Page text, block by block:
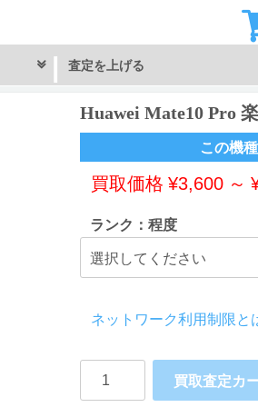
査定を上げる
Huawei Mate10 Pro
この機
買取価格 ¥3,600～
ランク：程度
ネットワーク利用制限と
Huawei
Mate10
買取査定カ